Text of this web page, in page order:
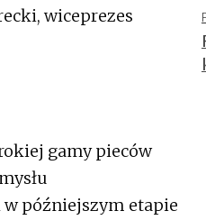
wiceprezes
gamy pieców
późniejszym etapie